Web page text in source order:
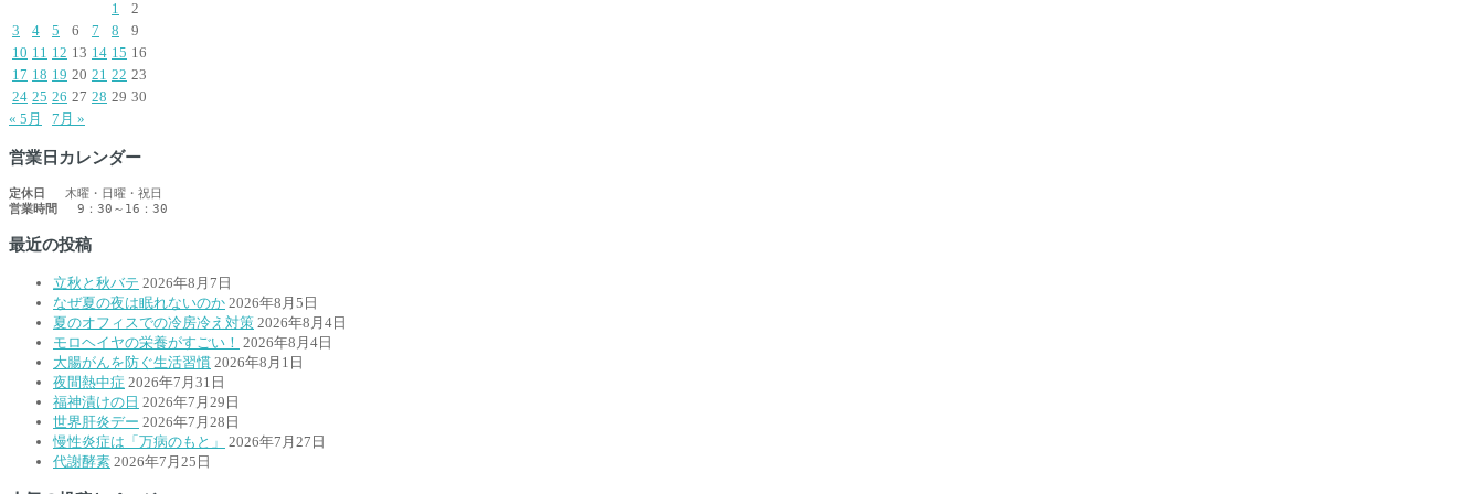
1
2
3
4 5 6 7 8
9
10 11 12 13 14 15 16
17 18 19 20 21 22 23
24 25 26 27 28 29 30
« 5月
7月 »
営業日カレンダー
定休日
営業時間 9：30～16：30
最近の投稿
立秋と秋バテ 2026年8月7日
なぜ夏の夜は眠れないのか 2026年8月5日
夏のオフィスでの冷房冷え対策 2026年8月4日
モロヘイヤの栄養がすごい！ 2026年8月4日
大腸がんを防ぐ生活習慣 2026年8月1日
夜間熱中症 2026年7月31日
福神漬けの日 2026年7月29日
世界肝炎デー 2026年7月28日
慢性炎症は「万病のもと」
2026年7月27日
代謝酵素 2026年7月25日